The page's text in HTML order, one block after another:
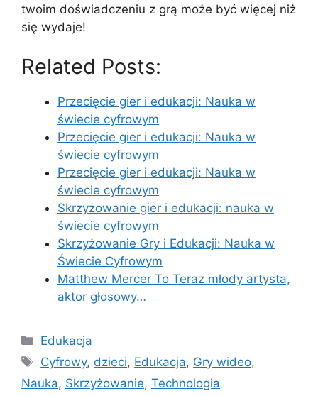
twoim doświadczeniu z grą może być więcej niż
się wydaje!
Related Posts:
Przecięcie gier i edukacji: Nauka w
świecie cyfrowym
Przecięcie gier i edukacji: Nauka w
świecie cyfrowym
Przecięcie gier i edukacji: Nauka w
świecie cyfrowym
Skrzyżowanie gier i edukacji: nauka w
świecie cyfrowym
Skrzyżowanie Gry i Edukacji: Nauka w
Świecie Cyfrowym
Matthew Mercer To Teraz młody artysta,
aktor głosowy…
Categories
Edukacja
Tags
Cyfrowy, dzieci, Edukacja, Gry wideo,
Nauka, Skrzyżowanie, Technologia